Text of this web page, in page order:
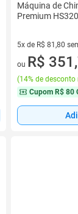
Máquina de
Premium HS320
5x de R$ 81,80
5 vez de R$ 81,80
ou R$
(14% de desconto
Cupom R$ 80